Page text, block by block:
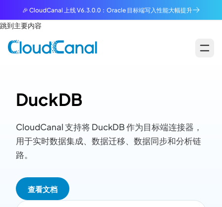
🎉 CloudCanal 上线 V6.3.0.0：Oracle 目标端写入性能大幅提升
跳到主要内容
DuckDB
CloudCanal 支持将 DuckDB 作为目标端连接器，
用于实时数据集成、数据迁移、数据同步和分析链
路。
查看文档